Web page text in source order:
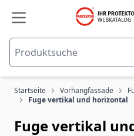
Zum Inhalt springen
Startseite Vorhangfassade
Fuge vertikal und horizontal
Fuge vertikal